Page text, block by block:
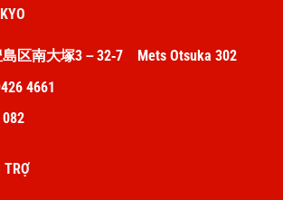
区南大塚3－32‐7 Mets Otsuka 302
4661
TRỢ